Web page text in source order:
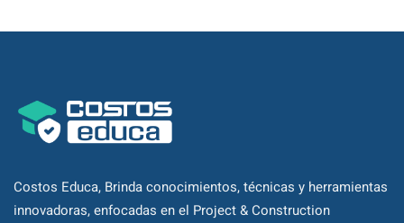
Costos Educa, Brinda conocimientos, técnicas y herramientas
innovadoras, enfocadas en el Project & Construction